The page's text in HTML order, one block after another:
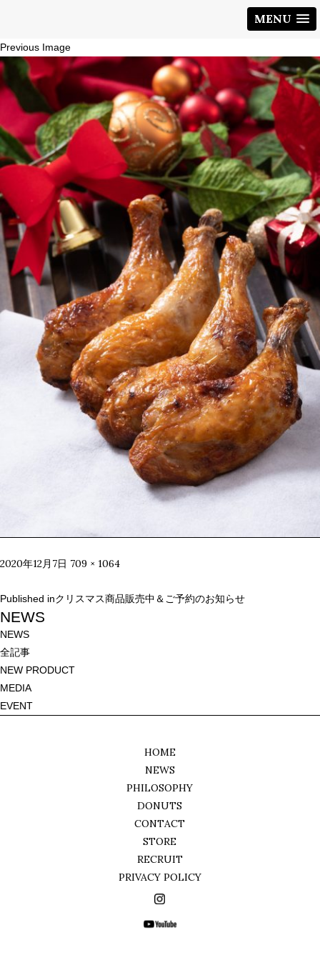
MENU
Previous Image
Posted
2020年12月7日 Full
709 × 1064
投
稿
ナ
ビ
ゲ
ー
シ
Published inクリスマス商品販売中＆ご予約のお知らせ
NEWS
NEWS
全記事
NEW PRODUCT
MEDIA
EVENT
HOME
NEWS
PHILOSOPHY
DONUTS
CONTACT
STORE
RECRUIT
PRIVACY POLICY